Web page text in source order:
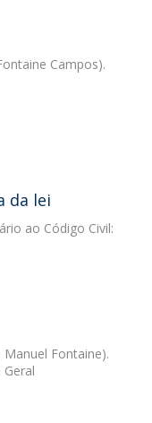
Campos).
da lei
ao Código Civil:
Fontaine).